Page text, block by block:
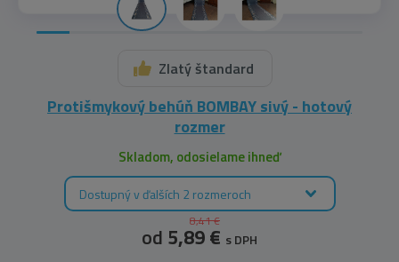
Zlatý štandard
Protišmykový behúň BOMBAY sivý - hotový
rozmer
Skladom, odosielame ihneď
Dostupný v ďalších 2 rozmeroch
8,41 €
od 5,89 € s DPH